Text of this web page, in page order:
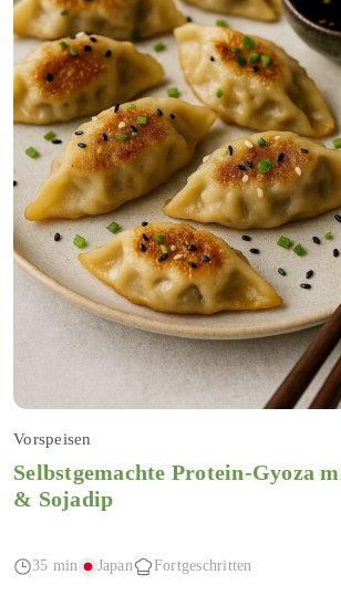
Vorspeisen
Selbstgemachte Protein-Gyoza
& Sojadip
35 min Japan Fortgeschritten